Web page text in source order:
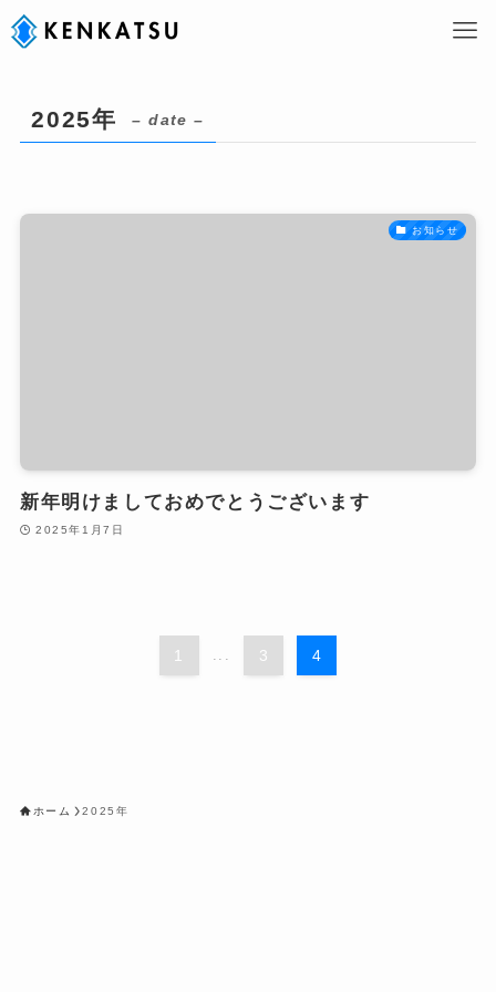
2025年 – date –
お知らせ
新年明けましておめでとうございます
2025年1月7日
1 ... 3 4
ホーム 2025年